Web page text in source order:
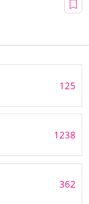
125
1238
362